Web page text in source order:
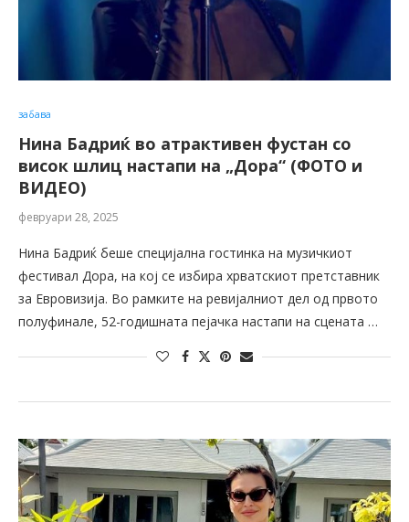
забава
Нина Бадриќ во атрактивен фустан со
висок шлиц настапи на „Дора“ (ФОТО и
ВИДЕО)
февруари 28, 2025
Нина Бадриќ беше специјална гостинка на музичкиот
фестивал Дора, на кој се избира хрватскиот претставник
за Евровизија. Во рамките на ревијалниот дел од првото
полуфинале, 52-годишната пејачка настапи на сцената …